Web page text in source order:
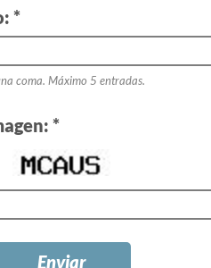
*
coma. Máximo 5 entradas.
*